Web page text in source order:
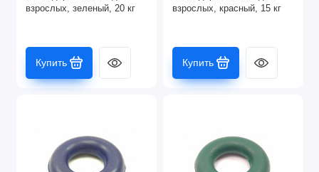
взрослых, зеленый, 20 кг
Купить
взрослых, красный, 15 кг
Купить